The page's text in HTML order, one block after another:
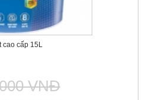
cấp 15L
VNĐ